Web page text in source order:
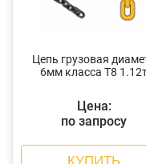
Цепь грузовая
6мм класса Т8
Цена:
по запросу